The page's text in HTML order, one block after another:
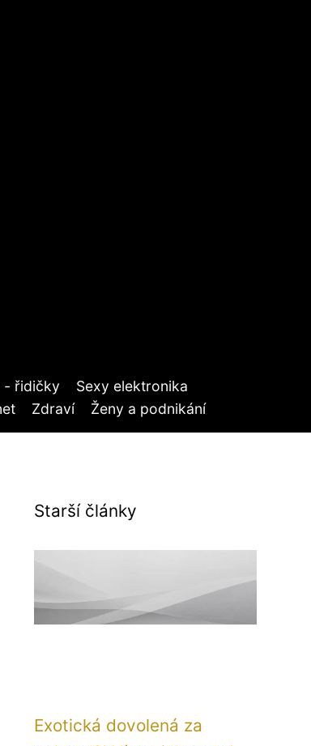
- řidičky
Sexy elektronika
Zdraví Ženy a podnikání
Starší články
Exotická dovolená za